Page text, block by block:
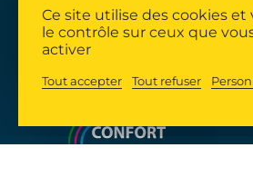
Ce site utilise des cookies et
le contrôle sur ceux que
activer
Tout accepter Tout refuser